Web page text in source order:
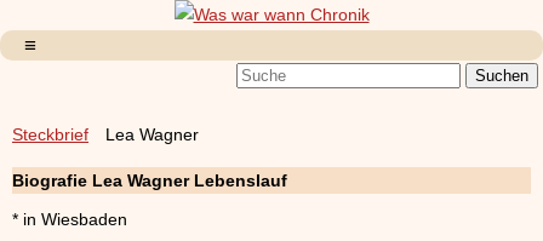
Steckbrief Lea Wagner
Biografie Lea Wagner Lebenslauf
* in Wiesbaden